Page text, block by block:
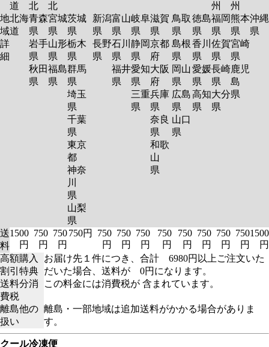
道
北
北
州
州
地
域
詳
細
北海
道
青森
県
岩手
県
秋田
県
宮城
県
山形
県
福島
県
茨城
県
栃木
県
群馬
県
埼玉
県
千葉
県
東京
都
神奈
川
県
山梨
県
新潟
県
長野
県
富山
県
石川
県
福井
県
岐阜
県
静岡
県
愛知
県
三重
県
滋賀
県
京都
府
大阪
府
兵庫
県
奈良
県
和歌
山
県
鳥取
県
島根
県
岡山
県
広島
県
山口
県
徳島
県
香川
県
愛媛
県
高知
県
福岡
県
佐賀
県
長崎
県
大分
県
熊本
県
宮崎
県
鹿児
島
県
沖縄
県
送
料
1500
円
750
円
750
円
750円
750
円
750
円
750
円
750
円
750
円
750
円
750
円
750
円
1500
円
高額購入
割引特典
お届け先１件につき、合計 6980円以上ご注文いた
だいた場合、送料が 0円になります。
送料分消
費税
この料金には消費税が 含まれています。
離島他の
扱い
離島・一部地域は追加送料がかかる場合がありま
す。
クール冷凍便